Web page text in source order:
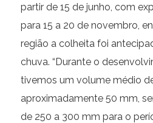
partir de 15 de junho, com
para 15 a 20 de novembro,
região a colheita foi
chuva. “Durante o
tivemos um volume médio
aproximadamente 50 mm,
de 250 a 300 mm para o